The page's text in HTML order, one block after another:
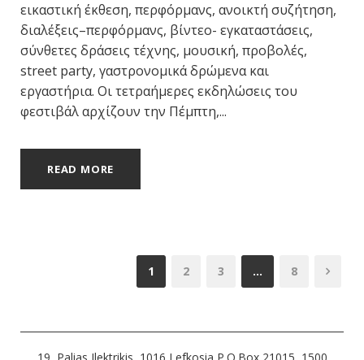
εικαστική έκθεση, περφόρμανς, ανοικτή συζήτηση,
διαλέξεις–περφόρμανς, βίντεο- εγκαταστάσεις,
σύνθετες δράσεις τέχνης, μουσική, προβολές,
street party, γαστρονομικά δρώμενα και
εργαστήρια. Οι τετραήμερες εκδηλώσεις του
φεστιβάλ αρχίζουν την Πέμπτη,...
READ MORE
1 2 3 … 8
19, Palias Ilektrikis, 1016 Lefkosia P.O.Box 21015, 1500